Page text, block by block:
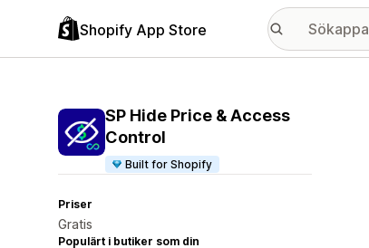
Shopify App Store
SP Hide Price & Access
Control
Built for Shopify
Priser
Gratis
Populärt i butiker som din